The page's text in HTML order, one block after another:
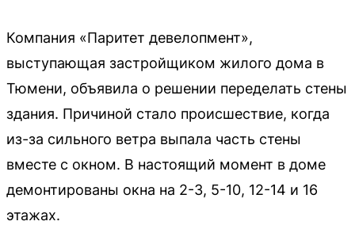
Компания «Паритет девелопмент»,
выступающая застройщиком жилого дома в
Тюмени, объявила о решении переделать стены
здания. Причиной стало происшествие, когда
из-за сильного ветра выпала часть стены
вместе с окном. В настоящий момент в доме
демонтированы окна на 2-3, 5-10, 12-14 и 16
этажах.